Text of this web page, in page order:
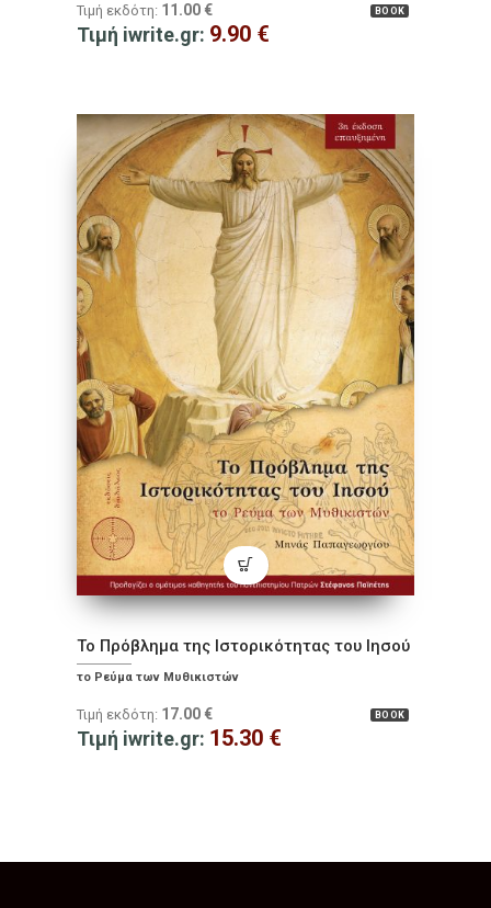
BOOK
Τιμή εκδότη: 11.00 €
Τιμή iwrite.gr: 9.90 €
Το Πρόβλημα της Ιστορικότητας του Ιησού
το Ρεύμα των Μυθικιστών
BOOK
Τιμή εκδότη: 17.00 €
Τιμή iwrite.gr: 15.30 €